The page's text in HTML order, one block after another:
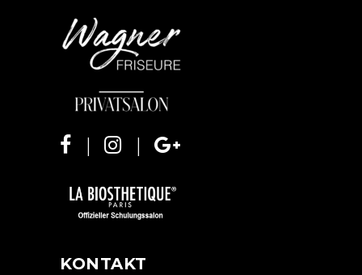
KONTAKT